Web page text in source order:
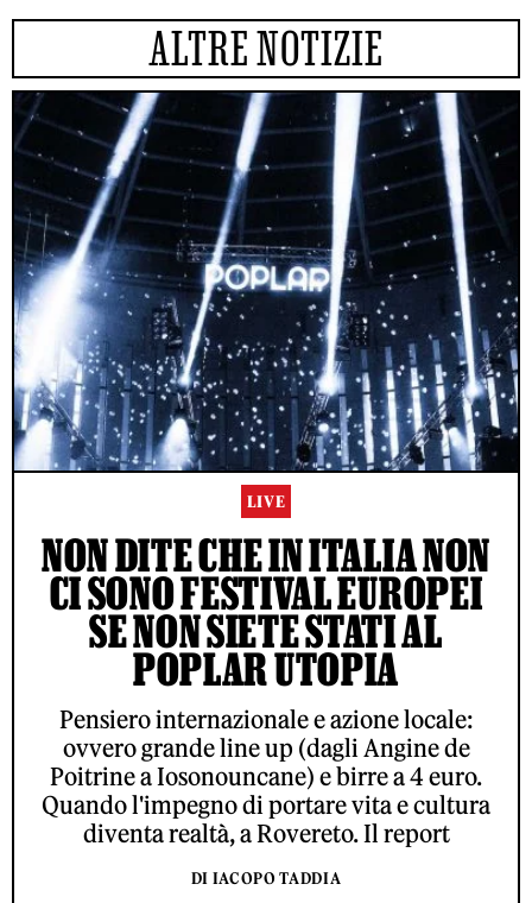
ALTRE NOTIZIE
LIVE
NON DITE CHE IN ITALIA NON
CI SONO FESTIVAL EUROPEI
SE NON SIETE STATI AL
POPLAR UTOPIA
Pensiero internazionale e azione locale:
ovvero grande line up (dagli Angine de
Poitrine a Iosonouncane) e birre a 4 euro.
Quando l'impegno di portare vita e cultura
diventa realtà, a Rovereto. Il report
DI IACOPO TADDIA